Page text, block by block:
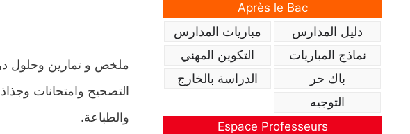
التصحيح وامتحانات
والطباعة.
Après le Bac
دليل المدارس
مباريات المدارس
نماذج المباريات
التكوين المهني
باك حر
الدراسة بالخارج
التوجيه
Espace Professeurs